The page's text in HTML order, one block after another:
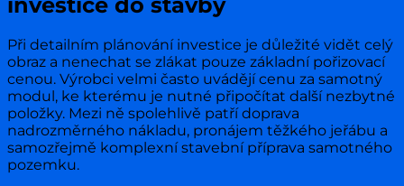
Při detailním plánování investice je důležité vidět celý
obraz a nenechat se zlákat pouze základní pořizovací
cenou. Výrobci velmi často uvádějí cenu za samotný
modul, ke kterému je nutné připočítat další nezbytné
položky. Mezi ně spolehlivě patří doprava
nadrozměrného nákladu, pronájem těžkého jeřábu a
samozřejmě komplexní stavební příprava samotného
pozemku.